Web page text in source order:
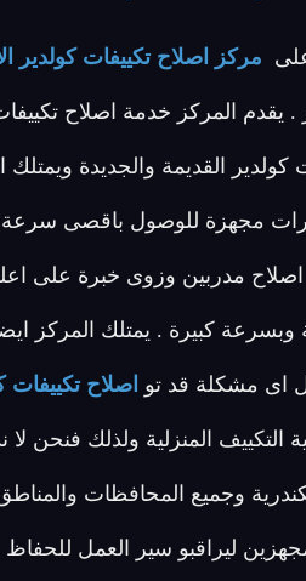
مركز اصلاح تكييفات كولدير
. يقدم المركز خدمة اصلاح
القديمة والجديدة
مجهزة للوصول باقصى سرعة
اصلاح مدربين وزوى خبرة على
كبيرة . يمتلك المركز
اى مشكلة قد تو اصلاح تكييفات
التكييف المنزلية ولذلك فنحن لا
وجميع المحافظات
ليراقبو سير العمل